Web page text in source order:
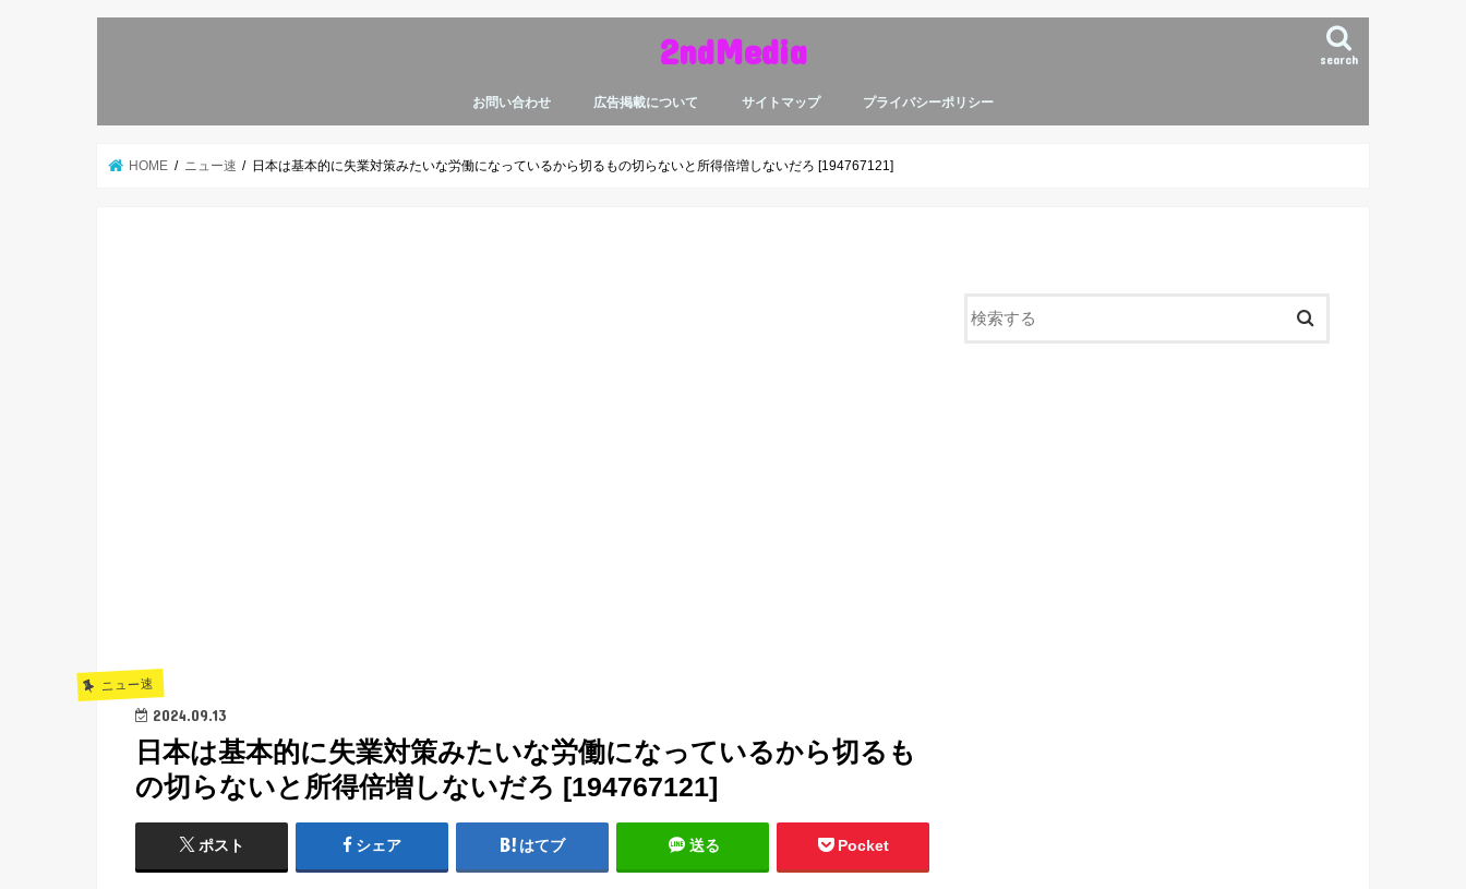
2ndMedia search
お問い合わせ 広告掲載について サイトマップ プライバシーポリシー
HOME ニュー速 日本は基本的に失業対策みたいな労働になっているから切るもの切らないと所得倍増しないだろ [194767121]
ニュー速
2024.09.13
日本は基本的に失業対策みたいな労働になっているから切るも
の切らないと所得倍増しないだろ [194767121]
ポスト シェア はてブ 送る Pocket